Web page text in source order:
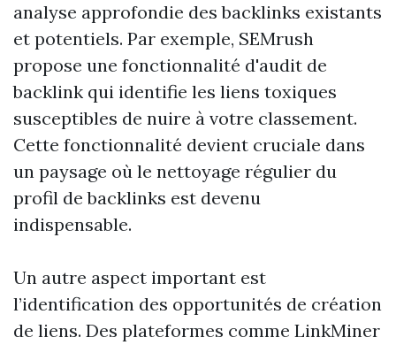
analyse approfondie des backlinks existants
et potentiels. Par exemple, SEMrush
propose une fonctionnalité d'audit de
backlink qui identifie les liens toxiques
susceptibles de nuire à votre classement.
Cette fonctionnalité devient cruciale dans
un paysage où le nettoyage régulier du
profil de backlinks est devenu
indispensable.
Un autre aspect important est
l’identification des opportunités de création
de liens. Des plateformes comme LinkMiner